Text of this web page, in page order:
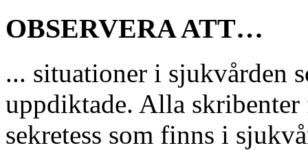
OBSERVERA ATT…
... situationer i sjukvården
uppdiktade. Alla
sekretess som finns i